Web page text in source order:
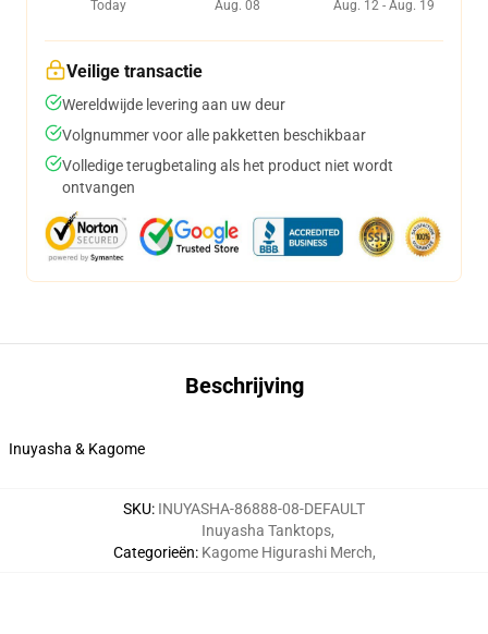
Today
Aug. 08
Aug. 12 - Aug. 19
Veilige transactie
Wereldwijde levering aan uw deur
Volgnummer voor alle pakketten beschikbaar
Volledige terugbetaling als het product niet wordt
ontvangen
Beschrijving
Inuyasha & Kagome
SKU: INUYASHA-86888-08-DEFAULT
Categorieën:
Inuyasha Tanktops,
Kagome Higurashi Merch,